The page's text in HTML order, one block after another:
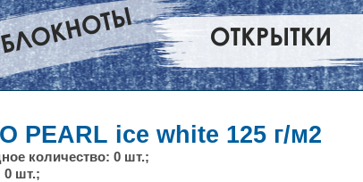
PEARL ice white 125 г/м2
количество: 0 шт.;
0 шт.;